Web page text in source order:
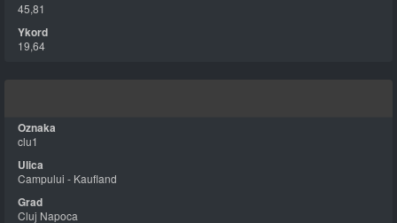
45,81
19,64
clu1
Campului - Kaufland
Cluj Napoca